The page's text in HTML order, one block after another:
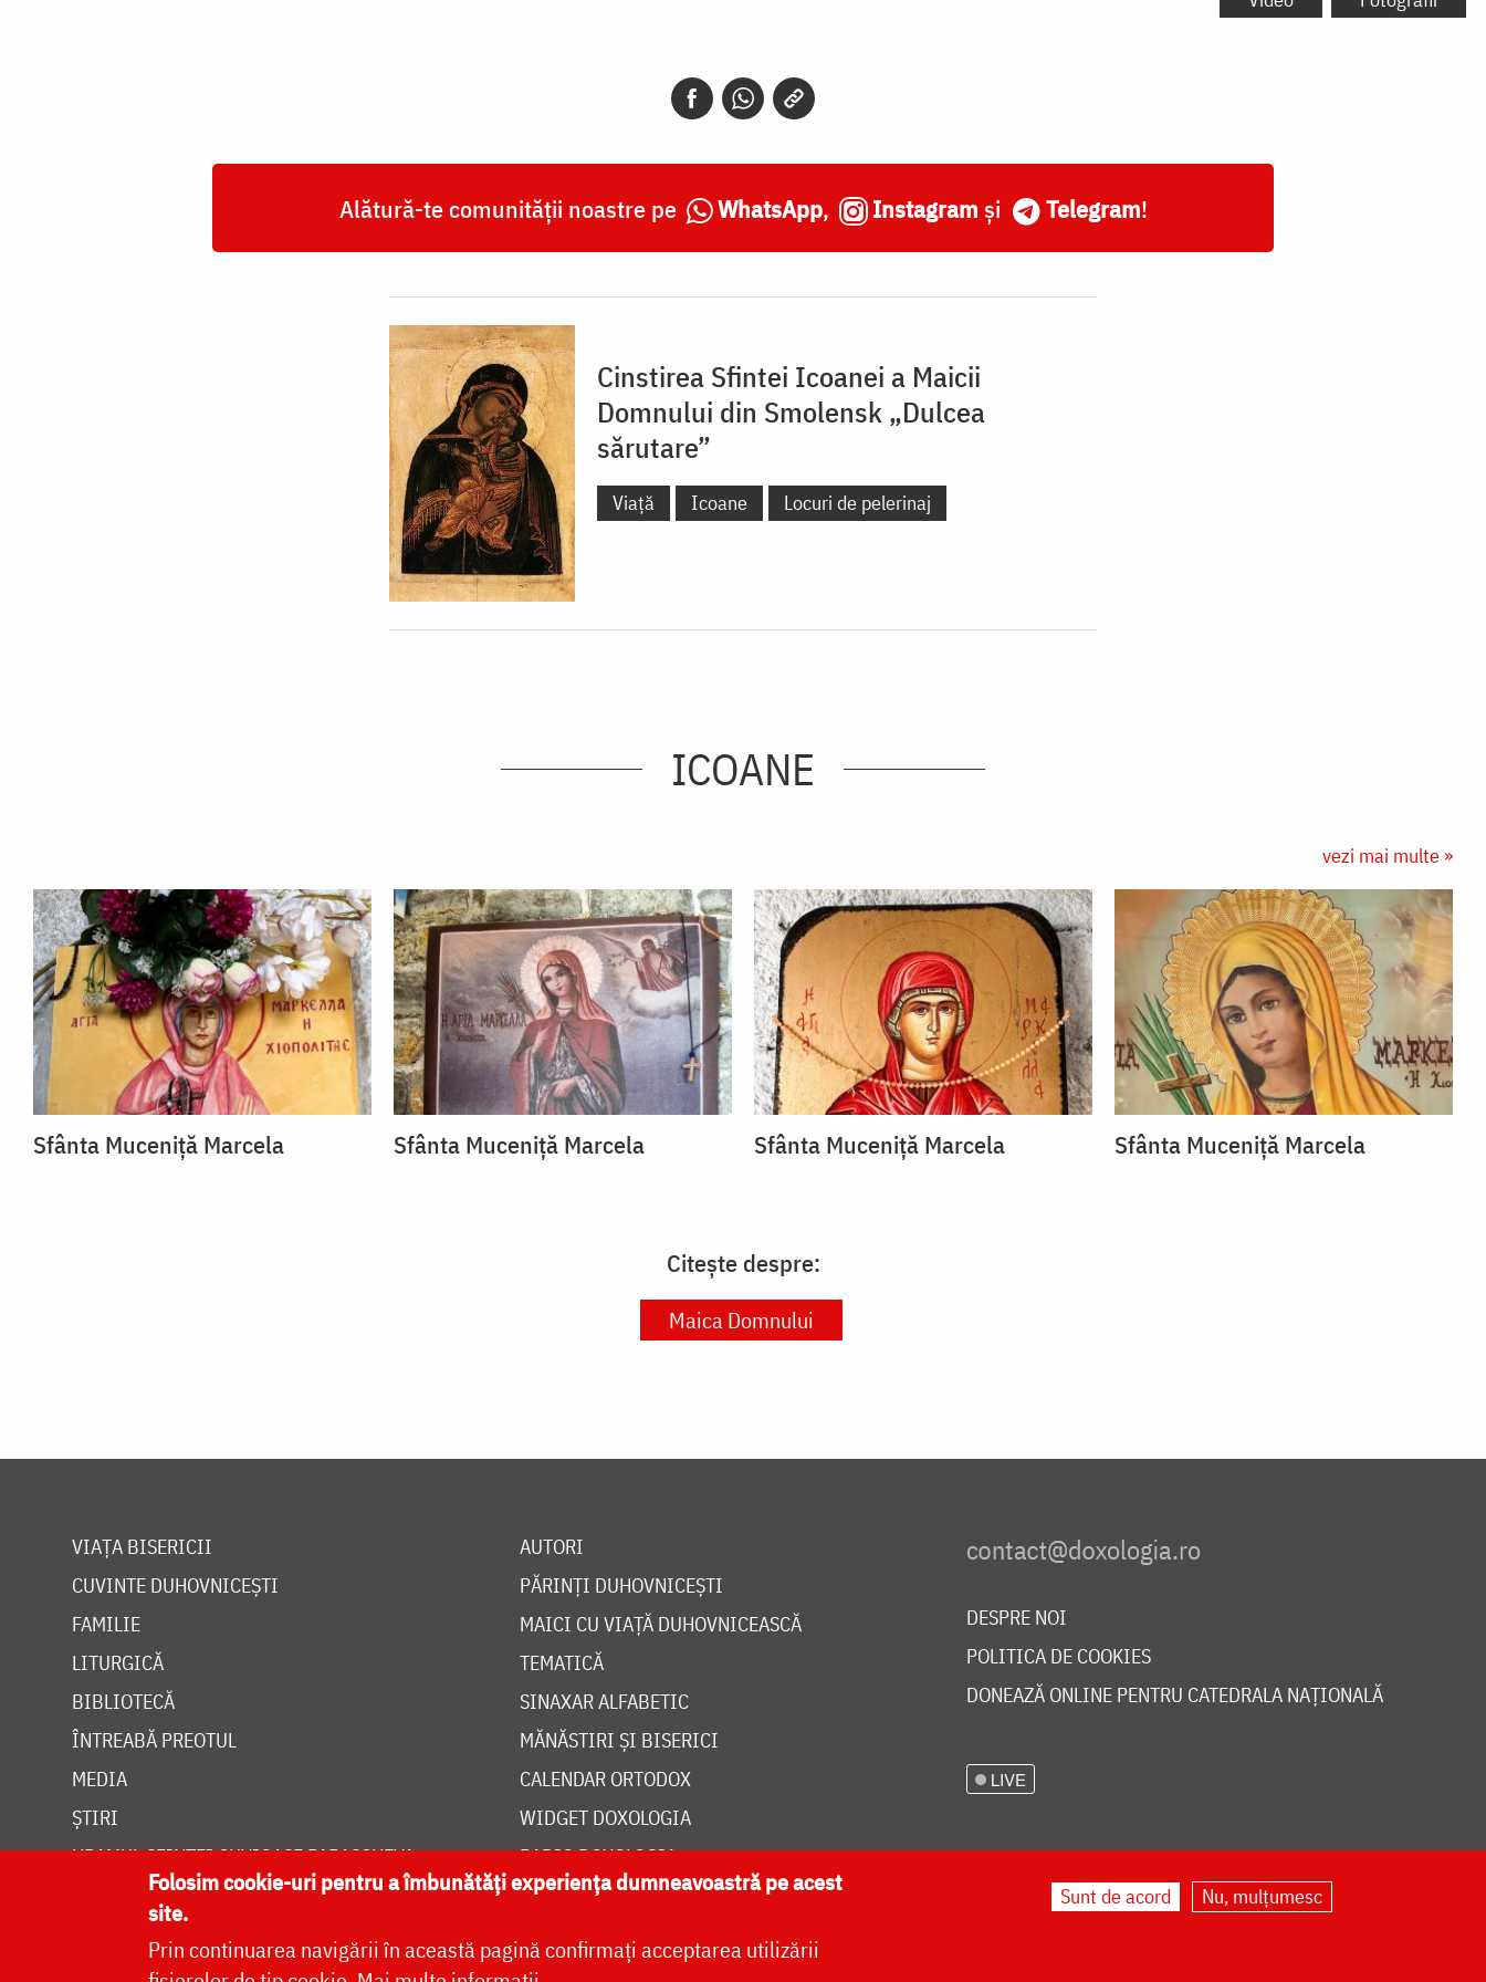
Alătură-te comunității noastre pe WhatsApp, Instagram și Telegram!
Cinstirea Sfintei Icoanei a Maicii
Domnului din Smolensk „Dulcea
sărutare”
Viață Icoane Locuri de pelerinaj
ICOANE
vezi mai multe »
Sfânta Muceniță Marcela Sfânta Muceniță Marcela Sfânta Muceniță Marcela Sfânta Muceniță Marcela
Citește despre:
Maica Domnului
VIAȚA BISERICII
CUVINTE DUHOVNICEȘTI
FAMILIE
LITURGICĂ
BIBLIOTECĂ
ÎNTREABĂ PREOTUL
MEDIA
ȘTIRI
HRAMUL SFINTEI CUVIOASE PARASCHEVA
AUTORI
PĂRINȚI DUHOVNICEȘTI
MAICI CU VIAȚĂ DUHOVNICEASCĂ
TEMATICĂ
SINAXAR ALFABETIC
MĂNĂSTIRI ȘI BISERICI
CALENDAR ORTODOX
WIDGET DOXOLOGIA
RADIO DOXOLOGIA
DESPRE NOI
POLITICA DE COOKIES
DONEAZĂ ONLINE PENTRU CATEDRALA NAȚIONALĂ
LIVE
Folosim cookie-uri pentru a îmbunătăți experiența dumneavoastră pe acest
site.
Prin continuarea navigării în această pagină confirmați acceptarea utilizării
Sunt de acord Nu, mulțumesc